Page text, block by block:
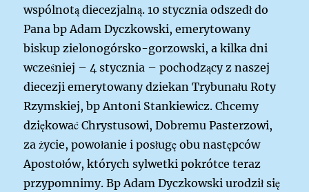
wspólnotą diecezjalną. 10 stycznia odszedł do
Pana bp Adam Dyczkowski, emerytowany
biskup zielonogórsko-gorzowski, a kilka dni
wcześniej – 4 stycznia – pochodzący z naszej
diecezji emerytowany dziekan Trybunału Roty
Rzymskiej, bp Antoni Stankiewicz. Chcemy
dziękować Chrystusowi, Dobremu Pasterzowi,
za życie, powołanie i posługę obu następców
Apostołów, których sylwetki pokrótce teraz
przypomnimy. Bp Adam Dyczkowski urodził się